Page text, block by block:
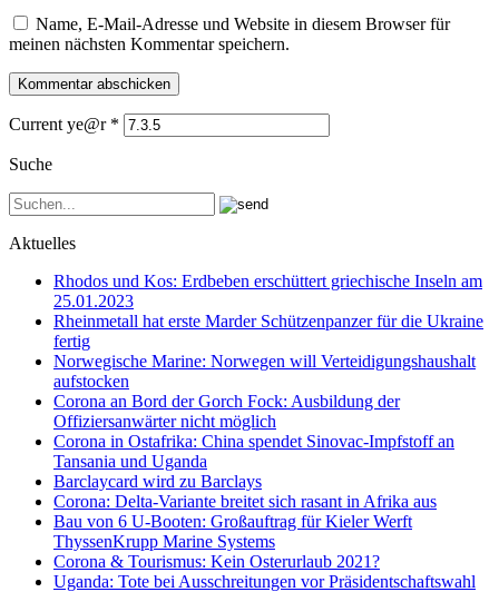
Name, E-Mail-Adresse und Website in diesem Browser für
meinen nächsten Kommentar speichern.
Current ye@r *
Suche
Aktuelles
Rhodos und Kos: Erdbeben erschüttert griechische Inseln am
25.01.2023
Rheinmetall hat erste Marder Schützenpanzer für die Ukraine
fertig
Norwegische Marine: Norwegen will Verteidigungshaushalt
aufstocken
Corona an Bord der Gorch Fock: Ausbildung der
Offiziersanwärter nicht möglich
Corona in Ostafrika: China spendet Sinovac-Impfstoff an
Tansania und Uganda
Barclaycard wird zu Barclays
Corona: Delta-Variante breitet sich rasant in Afrika aus
Bau von 6 U-Booten: Großauftrag für Kieler Werft
ThyssenKrupp Marine Systems
Corona & Tourismus: Kein Osterurlaub 2021?
Uganda: Tote bei Ausschreitungen vor Präsidentschaftswahl